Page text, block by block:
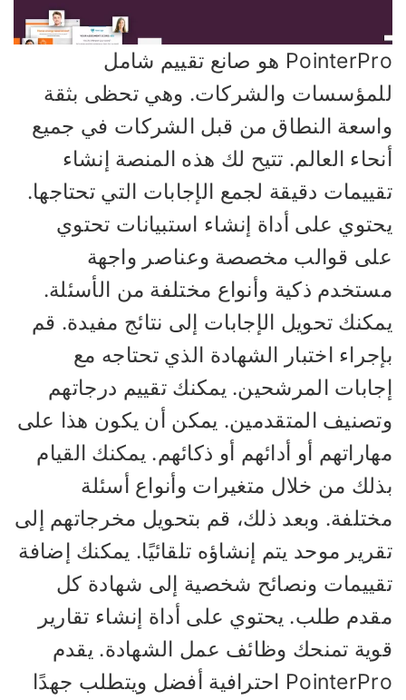
PointerPro هو صانع تقييم شامل
والشركات. وهي تحظى بثقة
النطاق من قبل الشركات في جميع
العالم. تتيح لك هذه المنصة إنشاء
دقيقة لجمع الإجابات التي تحتاجها.
على أداة إنشاء استبيانات تحتوي
قوالب مخصصة وعناصر واجهة
ذكية وأنواع مختلفة من الأسئلة.
تحويل الإجابات إلى نتائج مفيدة. قم
اختبار الشهادة الذي تحتاجه مع
المرشحين. يمكنك تقييم درجاتهم
المتقدمين. يمكن أن يكون هذا على
أو أدائهم أو ذكائهم. يمكنك القيام
من خلال متغيرات وأنواع أسئلة
وبعد ذلك، قم بتحويل مخرجاتهم إلى
موحد يتم إنشاؤه تلقائيًا. يمكنك إضافة
ونصائح شخصية إلى شهادة كل
طلب. يحتوي على أداة إنشاء تقارير
تمنحك وظائف عمل الشهادة. يقدم
PointerPro احترافية أفضل ويتطلب جهدًا